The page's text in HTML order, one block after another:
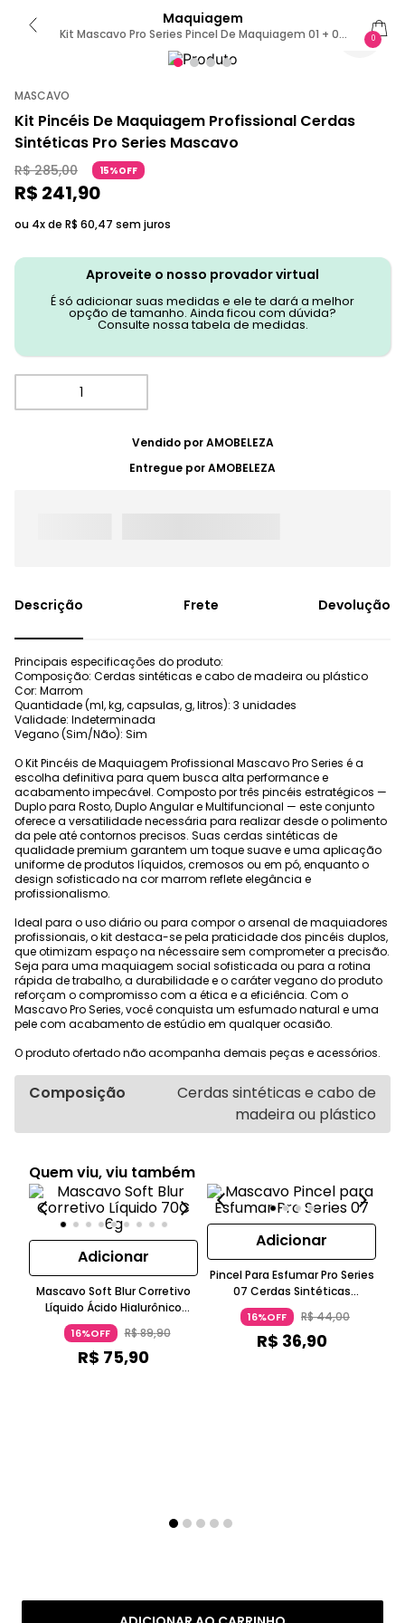
Maquiagem
Kit Mascavo Pro Series Pincel De Maquiagem 01 + 02
+ Pincel 03
0
MASCAVO
Kit Pincéis De Maquiagem Profissional Cerdas
Sintéticas Pro Series Mascavo
R$ 285,00 15%OFF
R$ 241,90
ou 4x de R$ 60,47 sem juros
Aproveite o nosso provador virtual
É só adicionar suas medidas e ele te dará a melhor
opção de tamanho. Ainda ficou com dúvida?
Consulte nossa tabela de medidas.
Vendido porAMOBELEZA
Entregue porAMOBELEZA
Frete Devolução
Principais especificações do produto:
Composição: Cerdas sintéticas e cabo de madeira ou plástico
Cor: Marrom
Quantidade (ml, kg, capsulas, g, litros): 3 unidades
Validade: Indeterminada
Vegano (Sim/Não): Sim
O Kit Pincéis de Maquiagem Profissional Mascavo Pro Series é a
escolha definitiva para quem busca alta performance e
acabamento impecável. Composto por três pincéis estratégicos —
Duplo para Rosto, Duplo Angular e Multifuncional — este conjunto
oferece a versatilidade necessária para realizar desde o polimento
da pele até contornos precisos. Suas cerdas sintéticas de
qualidade premium garantem um toque suave e uma aplicação
uniforme de produtos líquidos, cremosos ou em pó, enquanto o
design sofisticado na cor marrom reflete elegância e
profissionalismo.
Ideal para o uso diário ou para compor o arsenal de maquiadores
profissionais, o kit destaca-se pela praticidade dos pincéis duplos,
que otimizam espaço na nécessaire sem comprometer a precisão.
Seja para uma maquiagem social sofisticada ou para a rotina
rápida de trabalho, a durabilidade e o caráter vegano do produto
reforçam o compromisso com a ética e a eficiência. Com o
Mascavo Pro Series, você conquista um esfumado natural e uma
pele com acabamento de estúdio em qualquer ocasião.
O produto ofertado não acompanha demais peças e acessórios.
Composição
Cerdas sintéticas e cabo de
madeira ou plástico
Quem viu, viu também
Adicionar
Mascavo Soft Blur Corretivo
Líquido Ácido Hialurônico
Caramelo MASCAVO
16%OFF R$89,90
R$ 75,90
Adicionar
Pincel Para Esfumar Pro Series
07 Cerdas Sintéticas
Veganas Caramelo MASCAVO
16%OFF R$44,00
R$ 36,90